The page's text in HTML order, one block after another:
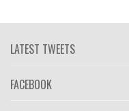
LATEST TWEETS
FACEBOOK